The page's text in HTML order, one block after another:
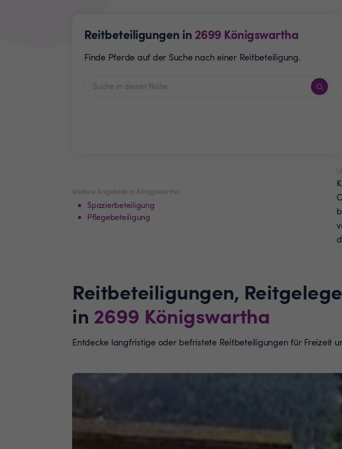
Reitbeteiligungen in 2699 Königswartha
Finde Pferde auf der Suche nach einer Reitbeteiligung.
Weitere Angebote in Königswartha
Spazierbeteiligung
Pflegebeteiligung
Reitbeteiligungen,
in 2699 Königswartha
Entdecke langfristige oder befristete Reitbeteiligungen für Freizeit